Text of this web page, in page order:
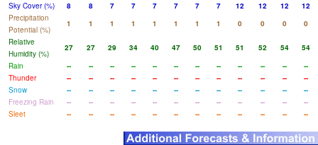
Sky Cover (%)
8 8 7 7 7 7 7 7 12 12 12
12
Precipitation
Potential (%)
1 1 1 1 1 1 1 1 0 0 0
0
Relative
Humidity (%)
27 27 29 34 40 47 50 51 51 52 54
54
Rain
-- -- -- -- -- -- -- -- -- -- --
--
Thunder
-- -- -- -- -- -- -- -- -- -- --
--
Snow
-- -- -- -- -- -- -- -- -- -- --
--
Freezing Rain
-- -- -- -- -- -- -- -- -- -- --
--
Sleet
-- -- -- -- -- -- -- -- -- -- -- --